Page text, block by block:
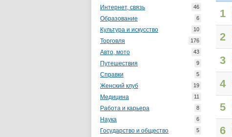
Интернет, связь 46
Образование 6
Культура и искусство 10
Торговля 176
Авто, мото 43
Путешествия 9
Справки 5
Женский клуб 19
Медицина 11
Работа и карьера 8
Наука 6
Государство и общество 5
1
2
3
4
5
6